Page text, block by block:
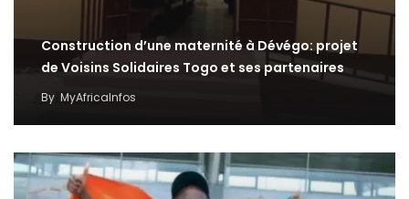
Construction d’une maternité à Dévégo: projet
de Voisins Solidaires Togo et ses partenaires
By MyAfricaInfos